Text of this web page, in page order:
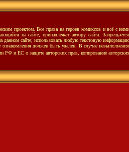
проектом. Все права на героев комиксов и всё с
на сайте, принадлежат автору сайта.
сайте; использовать любую текстовую
должен быть удален. В случае невыполнения
РФ и ЕС о защите авторских прав, копирование